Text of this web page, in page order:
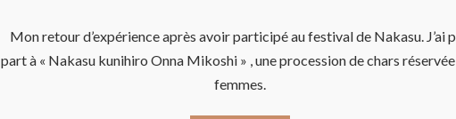
Mon retour d’expérience après avoir participé au festival de Nakasu. J’ai
part à « Nakasu kunihiro Onna Mikoshi » , une procession de chars
femmes.